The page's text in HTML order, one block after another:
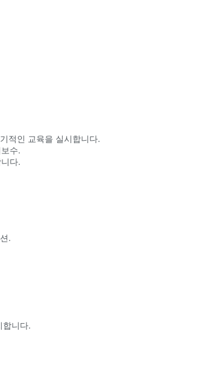
적인 교육을 실시합니다.
수.
다.
.
합니다.